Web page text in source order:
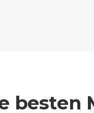
besten